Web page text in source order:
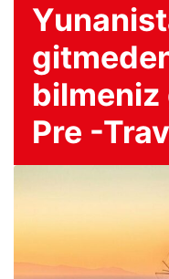
bilmeniz
Pre -